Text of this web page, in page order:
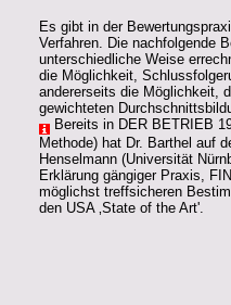
Es gibt in der
Verfahren. Die nachfolgende
unterschiedliche Weise
die Möglichkeit,
andererseits die Möglichkeit,
gewichteten
Bereits in DER BETRIEB
Methode) hat Dr. Barthel auf
Henselmann (Universität
Erklärung gängiger Praxis,
möglichst treffsicheren
den USA ‚State of the Art'.